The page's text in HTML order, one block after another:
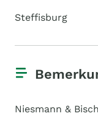
Steffisburg
Niesmann &